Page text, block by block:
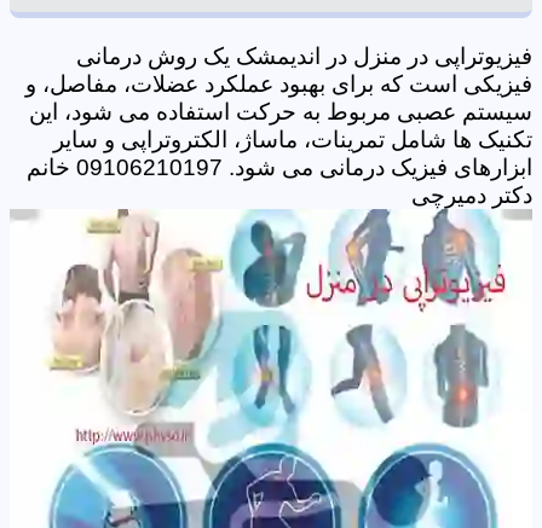
فیزیوتراپی در منزل در اندیمشک یک روش درمانی
فیزیکی است که برای بهبود عملکرد عضلات، مفاصل، و
سیستم عصبی مربوط به حرکت استفاده می شود، این
تکنیک ها شامل تمرینات، ماساژ، الکتروتراپی و سایر
ابزارهای فیزیک درمانی می شود. 09106210197 خانم
دکتر دمیرچی